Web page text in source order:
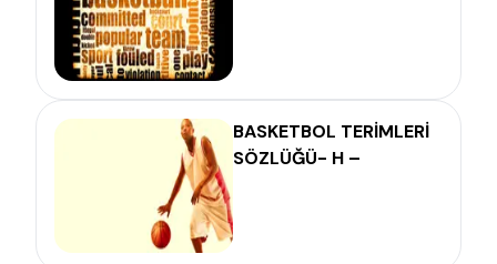
BASKETBOL TERİMLERİ
SÖZLÜĞÜ- H –